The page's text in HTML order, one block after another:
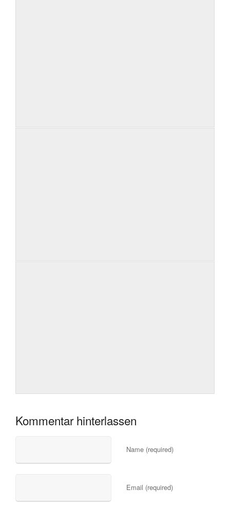
Kommentar hinterlassen
Name (required)
Email (required)